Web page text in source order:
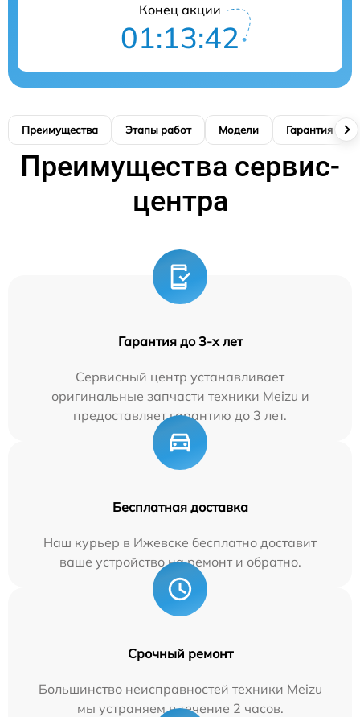
Конец акции
01:13:41
Преимущества Этапы работ Модели Гарантия
Преимущества сервис-
центра
Гарантия до 3-х лет
Сервисный центр устанавливает
оригинальные запчасти техники Meizu и
предоставляет гарантию до 3 лет.
Бесплатная доставка
Наш курьер в Ижевске бесплатно доставит
ваше устройство на ремонт и обратно.
Срочный ремонт
Большинство неисправностей техники Meizu
мы устраняем в течение 2 часов.